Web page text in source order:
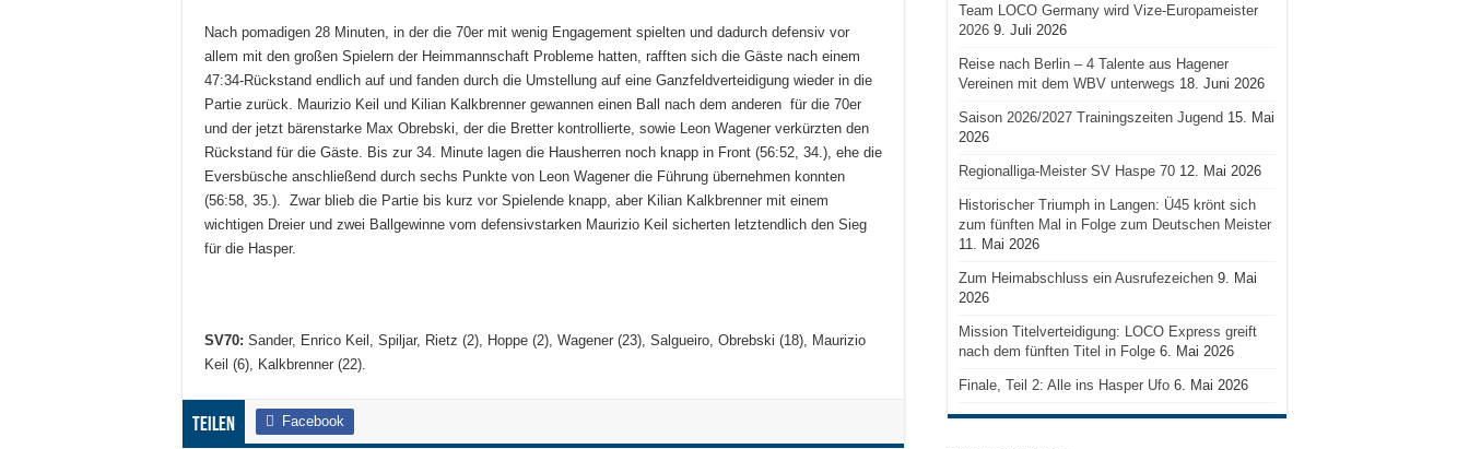
Nach pomadigen 28 Minuten, in der die 70er mit wenig Engagement spielten und dadurch defensiv vor
allem mit den großen Spielern der Heimmannschaft Probleme hatten, rafften sich die Gäste nach einem
47:34-Rückstand endlich auf und fanden durch die Umstellung auf eine Ganzfeldverteidigung wieder in die
Partie zurück. Maurizio Keil und Kilian Kalkbrenner gewannen einen Ball nach dem anderen für die 70er
und der jetzt bärenstarke Max Obrebski, der die Bretter kontrollierte, sowie Leon Wagener verkürzten den
Rückstand für die Gäste. Bis zur 34. Minute lagen die Hausherren noch knapp in Front (56:52, 34.), ehe die
Eversbüsche anschließend durch sechs Punkte von Leon Wagener die Führung übernehmen konnten
(56:58, 35.). Zwar blieb die Partie bis kurz vor Spielende knapp, aber Kilian Kalkbrenner mit einem
wichtigen Dreier und zwei Ballgewinne vom defensivstarken Maurizio Keil sicherten letztendlich den Sieg
für die Hasper.
SV70: Sander, Enrico Keil, Spiljar, Rietz (2), Hoppe (2), Wagener (23), Salgueiro, Obrebski (18), Maurizio
Keil (6), Kalkbrenner (22).
Teilen Facebook
Team LOCO Germany wird Vize-Europameister
2026 9. Juli 2026
Reise nach Berlin – 4 Talente aus Hagener
Vereinen mit dem WBV unterwegs 18. Juni 2026
Saison 2026/2027 Trainingszeiten Jugend 15. Mai
2026
Regionalliga-Meister SV Haspe 70 12. Mai 2026
Historischer Triumph in Langen: Ü45 krönt sich
zum fünften Mal in Folge zum Deutschen Meister
11. Mai 2026
Zum Heimabschluss ein Ausrufezeichen 9. Mai
2026
Mission Titelverteidigung: LOCO Express greift
nach dem fünften Titel in Folge 6. Mai 2026
Finale, Teil 2: Alle ins Hasper Ufo 6. Mai 2026